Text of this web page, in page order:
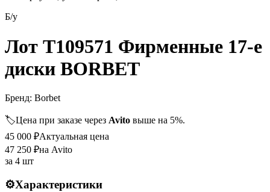
Б/у
Лот T109571 Фирменные 17-е
диски BORBET
Бренд: Borbet
🏷️Цена при заказе через Avito выше на 5%.
45 000 ₽Актуальная цена
47 250 ₽на Avito
за 4 шт
⚙️Характеристики